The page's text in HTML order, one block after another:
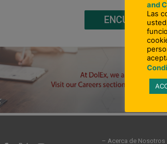
ENCUENTRA
– Acerca de Nosotros
and
Las